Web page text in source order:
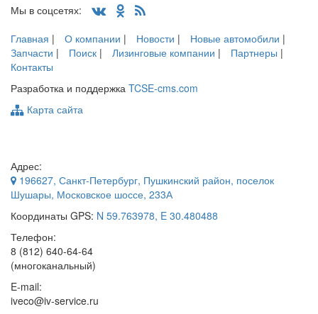
Мы в соцсетях:
Главная | О компании | Новости | Новые автомобили |
Запчасти | Поиск | Лизинговые компании | Партнеры |
Контакты
Разработка и поддержка TCSE-cms.com
Карта сайта
Адрес:
196627, Санкт-Петербург, Пушкинский район, поселок
Шушары, Московское шоссе, 233А
Координаты GPS: N 59.763978, E 30.480488
Телефон:
8 (812) 640-64-64
(многоканальный)
E-mail:
iveco@iv-service.ru